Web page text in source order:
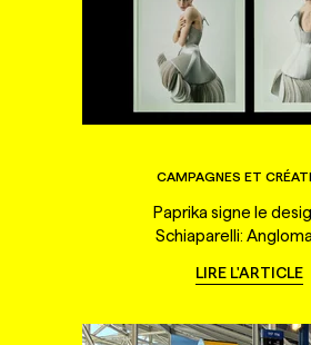
CAMPAGNES ET
Paprika signe le
Schiaparelli:
LIRE L'ARTICLE